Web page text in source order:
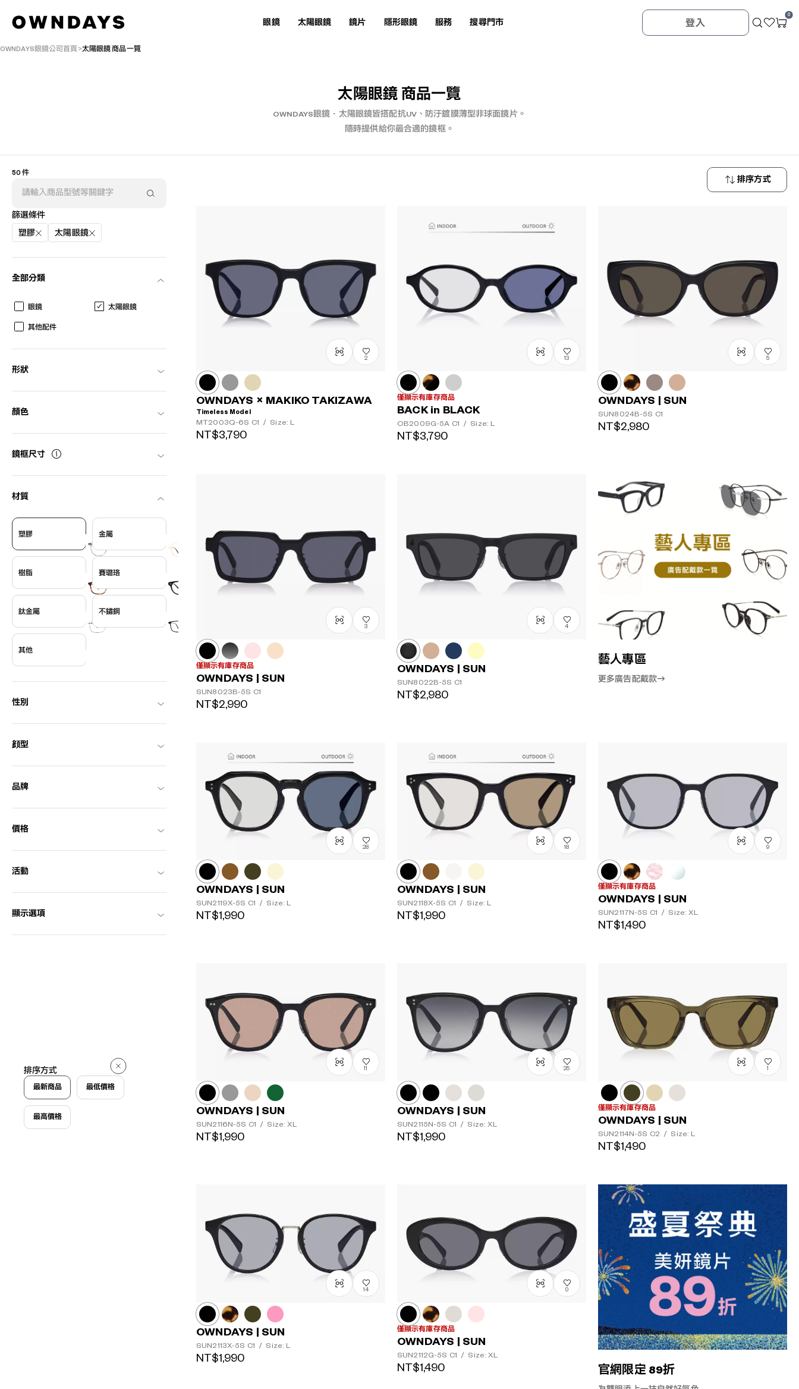
眼鏡 太陽眼鏡 鏡片 隱形眼鏡 服務 搜尋門市 登入
0
OWNDAYS眼鏡公司首頁 太陽眼鏡 商品一覽
太陽眼鏡 商品一覽
OWNDAYS眼鏡・太陽眼鏡皆搭配抗UV、防汙鍍膜薄型非球面鏡片。
隨時提供給你最合適的鏡框。
50 件
篩選條件
塑膠 太陽眼鏡
全部分類
眼鏡 太陽眼鏡
其他配件
形狀
顏色
鏡框尺寸
材質
塑膠 金屬
樹脂 賽璐珞
鈦金屬 不鏽鋼
其他
性別
顔型
品牌
價格
活動
顯示選項
排序方式
最新商品 最低價格
最高價格
排序方式
官網限定 89折
藝人專區
更多廣告配戴款→
2
OWNDAYS × MAKIKO TAKIZAWA
Timeless Model
MT2003Q-6S C1 / Size: L
NT$3,790
13
僅顯示有庫存商品
BACK in BLACK
OB2009G-5A C1 / Size: L
NT$3,790
5
OWNDAYS | SUN
SUN8024B-5S C1
NT$2,980
3
僅顯示有庫存商品
OWNDAYS | SUN
SUN8023B-5S C1
NT$2,990
4
OWNDAYS | SUN
SUN8022B-5S C1
NT$2,980
28
OWNDAYS | SUN
SUN2119X-5S C1 / Size: L
NT$1,990
18
OWNDAYS | SUN
SUN2118X-5S C1 / Size: L
NT$1,990
9
僅顯示有庫存商品
OWNDAYS | SUN
SUN2117N-5S C1 / Size: XL
NT$1,490
11
OWNDAYS | SUN
SUN2116N-5S C1 / Size: XL
NT$1,990
25
OWNDAYS | SUN
SUN2115N-5S C1 / Size: XL
NT$1,990
1
僅顯示有庫存商品
OWNDAYS | SUN
SUN2114N-5S C2 / Size: L
NT$1,490
14
OWNDAYS | SUN
SUN2113X-5S C1 / Size: L
NT$1,990
0
僅顯示有庫存商品
OWNDAYS | SUN
SUN2112G-5S C1 / Size: XL
NT$1,490
鏡片顏色